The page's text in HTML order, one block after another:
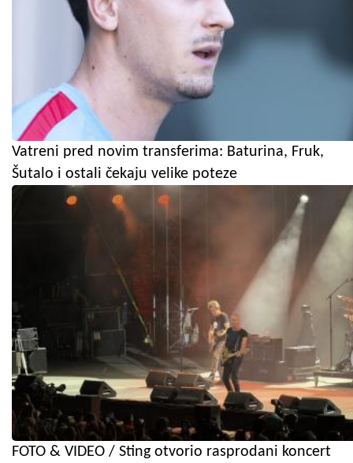
Vatreni pred novim transferima: Baturina, Fruk,
Šutalo i ostali čekaju velike poteze
FOTO & VIDEO / Sting otvorio rasprodani koncert